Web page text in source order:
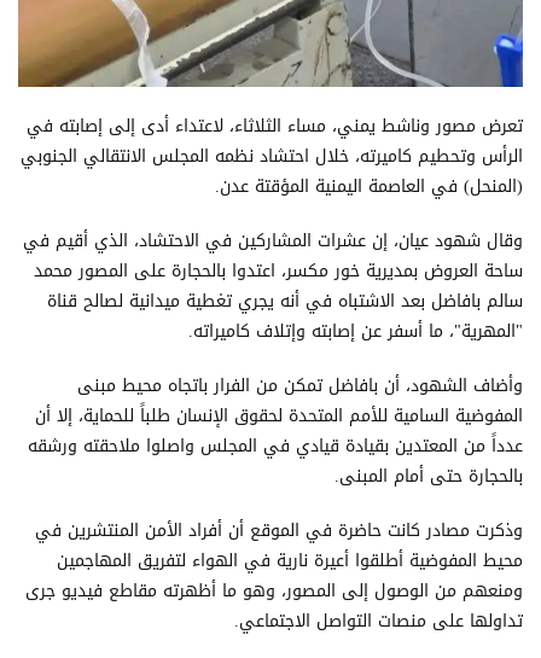
تعرض مصور وناشط يمني، مساء الثلاثاء، لاعتداء أدى إلى إصابته في
الرأس وتحطيم كاميرته، خلال احتشاد نظمه المجلس الانتقالي الجنوبي
(المنحل) في العاصمة اليمنية المؤقتة عدن.
وقال شهود عيان، إن عشرات المشاركين في الاحتشاد، الذي أقيم في
ساحة العروض بمديرية خور مكسر، اعتدوا بالحجارة على المصور محمد
سالم بافاضل بعد الاشتباه في أنه يجري تغطية ميدانية لصالح قناة
"المهرية"، ما أسفر عن إصابته وإتلاف كاميراته.
وأضاف الشهود، أن بافاضل تمكن من الفرار باتجاه محيط مبنى
المفوضية السامية للأمم المتحدة لحقوق الإنسان طلباً للحماية، إلا أن
عدداً من المعتدين بقيادة قيادي في المجلس واصلوا ملاحقته ورشقه
بالحجارة حتى أمام المبنى.
وذكرت مصادر كانت حاضرة في الموقع أن أفراد الأمن المنتشرين في
محيط المفوضية أطلقوا أعيرة نارية في الهواء لتفريق المهاجمين
ومنعهم من الوصول إلى المصور، وهو ما أظهرته مقاطع فيديو جرى
تداولها على منصات التواصل الاجتماعي.